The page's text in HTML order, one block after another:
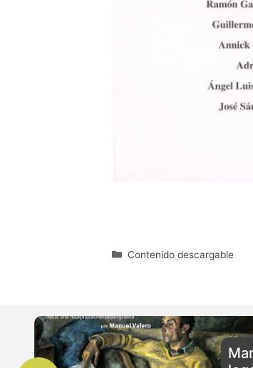
Categorías
Contenido descargable